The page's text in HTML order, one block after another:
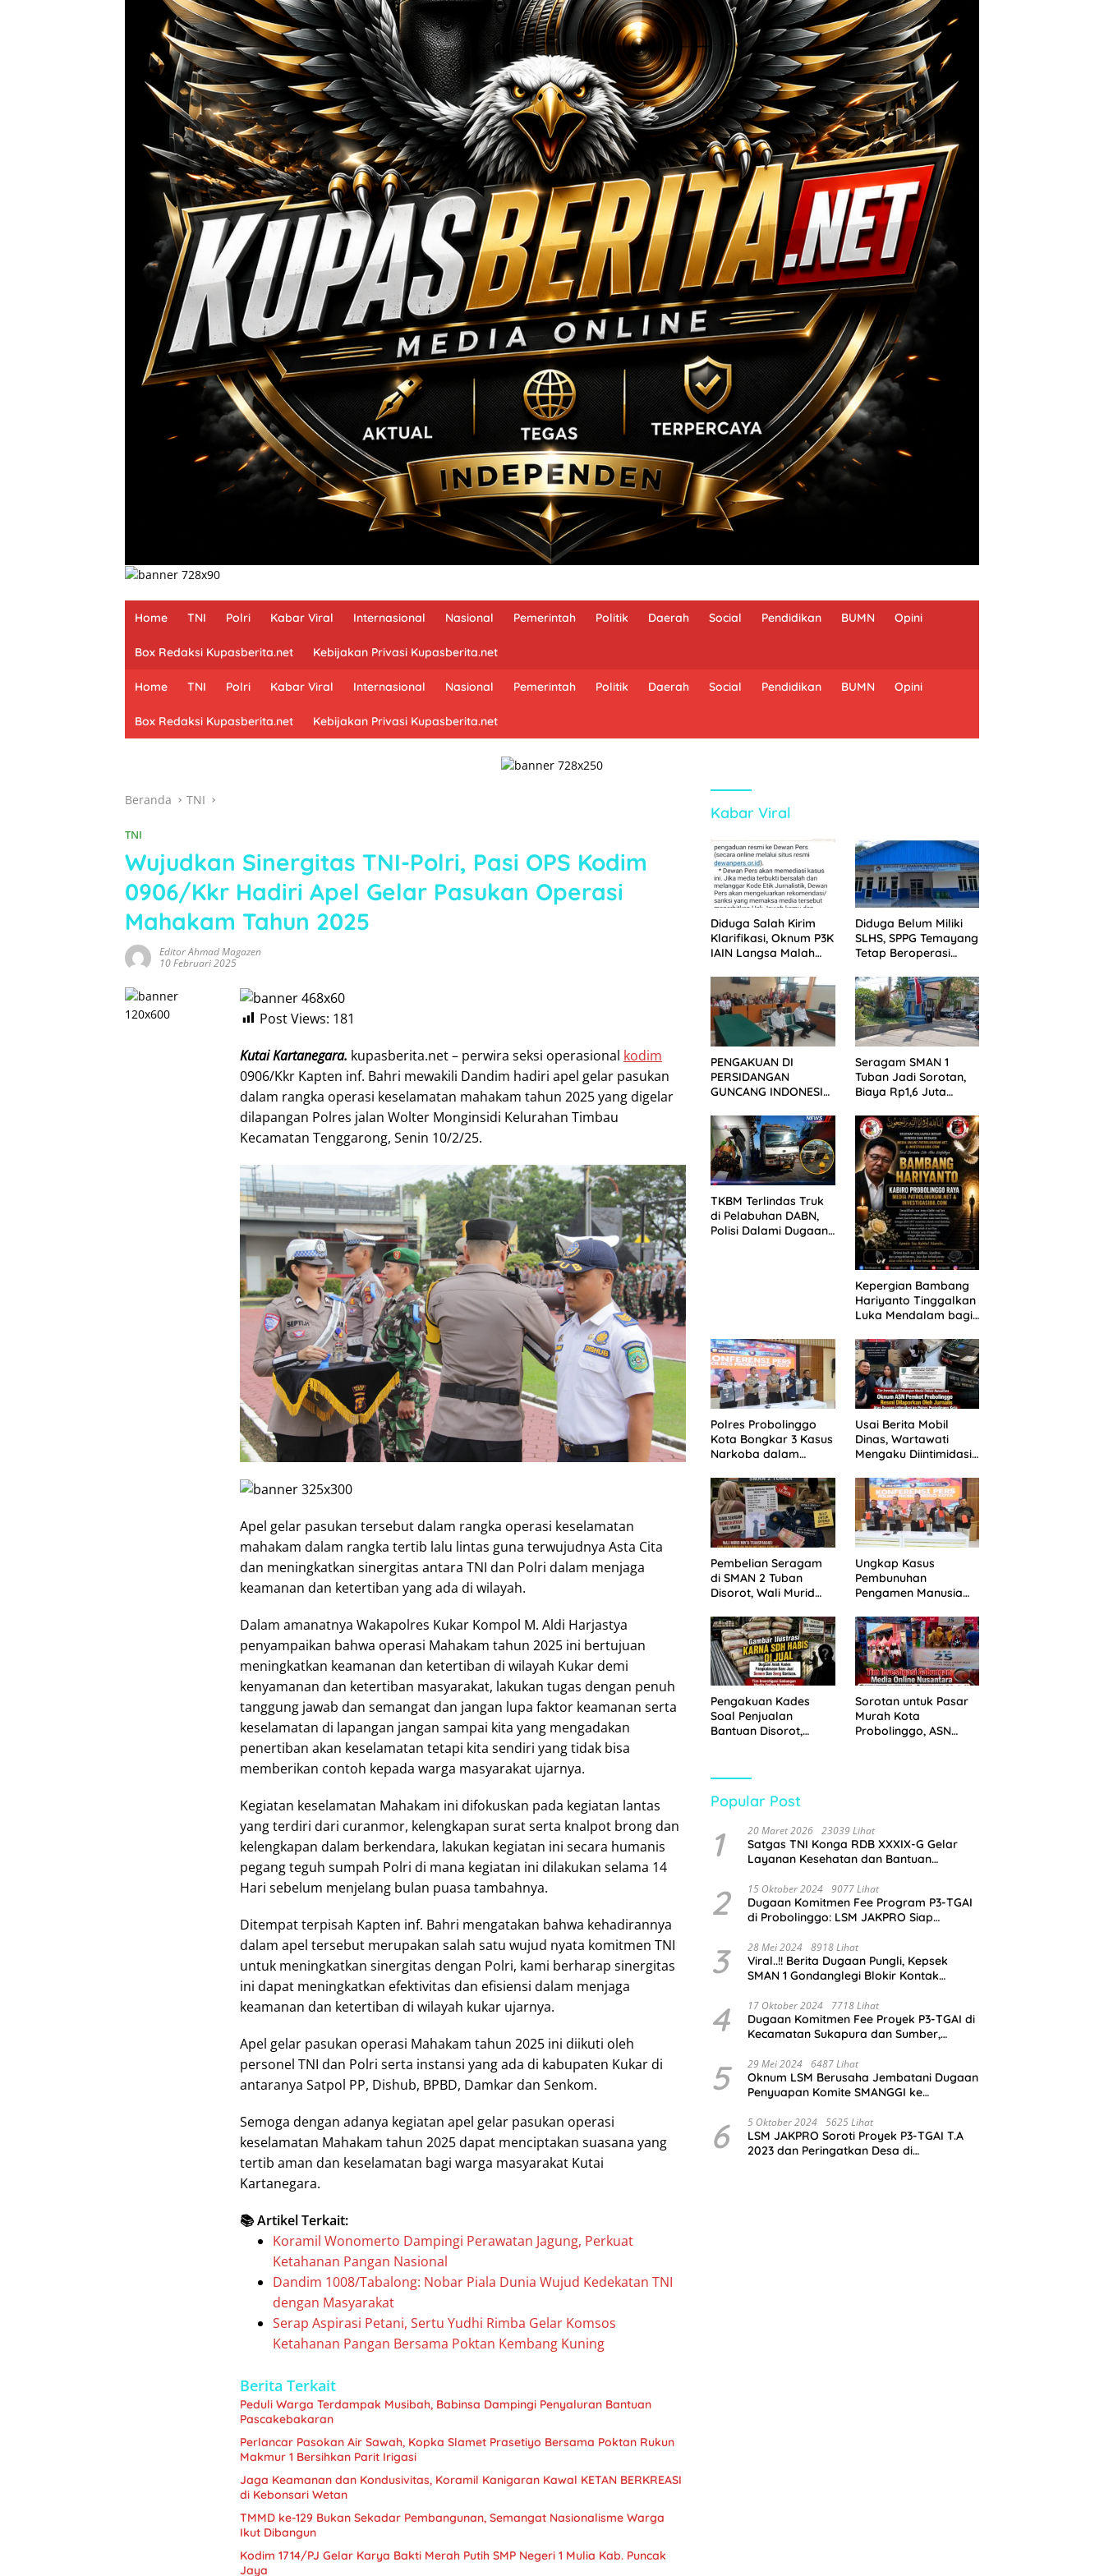
Home TNI Polri Kabar Viral Internasional Nasional Pemerintah Politik Daerah Social Pendidikan BUMN Opini
Box Redaksi Kupasberita.net Kebijakan Privasi Kupasberita.net
Home TNI Polri Kabar Viral Internasional Nasional Pemerintah Politik Daerah Social Pendidikan BUMN Opini
Box Redaksi Kupasberita.net Kebijakan Privasi Kupasberita.net
Beranda TNI
TNI
Wujudkan Sinergitas TNI-Polri, Pasi OPS Kodim
0906/Kkr Hadiri Apel Gelar Pasukan Operasi
Mahakam Tahun 2025
Editor Ahmad Magazen
10 Februari 2025
Post Views: 181
Kutai Kartanegara. kupasberita.net – perwira seksi operasional kodim
0906/Kkr Kapten inf. Bahri mewakili Dandim hadiri apel gelar pasukan
dalam rangka operasi keselamatan mahakam tahun 2025 yang digelar
dilapangan Polres jalan Wolter Monginsidi Kelurahan Timbau
Kecamatan Tenggarong, Senin 10/2/25.
Apel gelar pasukan tersebut dalam rangka operasi keselamatan
mahakam dalam rangka tertib lalu lintas guna terwujudnya Asta Cita
dan meningkatkan sinergitas antara TNI dan Polri dalam menjaga
keamanan dan ketertiban yang ada di wilayah.
Dalam amanatnya Wakapolres Kukar Kompol M. Aldi Harjastya
penyampaikan bahwa operasi Mahakam tahun 2025 ini bertujuan
meningkatkan keamanan dan ketertiban di wilayah Kukar demi
kenyamanan dan ketertiban masyarakat, lakukan tugas dengan penuh
tanggung jawab dan semangat dan jangan lupa faktor keamanan serta
keselamatan di lapangan jangan sampai kita yang mengadakan
penertiban akan keselamatan tetapi kita sendiri yang tidak bisa
memberikan contoh kepada warga masyarakat ujarnya.
Kegiatan keselamatan Mahakam ini difokuskan pada kegiatan lantas
yang terdiri dari curanmor, kelengkapan surat serta knalpot brong dan
kelengkapan dalam berkendara, lakukan kegiatan ini secara humanis
pegang teguh sumpah Polri di mana kegiatan ini dilakukan selama 14
Hari sebelum menjelang bulan puasa tambahnya.
Ditempat terpisah Kapten inf. Bahri mengatakan bahwa kehadirannya
dalam apel tersebut merupakan salah satu wujud nyata komitmen TNI
untuk meningkatkan sinergitas dengan Polri, kami berharap sinergitas
ini dapat meningkatkan efektivitas dan efisiensi dalam menjaga
keamanan dan ketertiban di wilayah kukar ujarnya.
Apel gelar pasukan operasi Mahakam tahun 2025 ini diikuti oleh
personel TNI dan Polri serta instansi yang ada di kabupaten Kukar di
antaranya Satpol PP, Dishub, BPBD, Damkar dan Senkom.
Semoga dengan adanya kegiatan apel gelar pasukan operasi
keselamatan Mahakam tahun 2025 dapat menciptakan suasana yang
tertib aman dan keselamatan bagi warga masyarakat Kutai
Kartanegara.
📚 Artikel Terkait:
Koramil Wonomerto Dampingi Perawatan Jagung, Perkuat
Ketahanan Pangan Nasional
Dandim 1008/Tabalong: Nobar Piala Dunia Wujud Kedekatan TNI
dengan Masyarakat
Serap Aspirasi Petani, Sertu Yudhi Rimba Gelar Komsos
Ketahanan Pangan Bersama Poktan Kembang Kuning
Berita Terkait
Peduli Warga Terdampak Musibah, Babinsa Dampingi Penyaluran Bantuan
Pascakebakaran
Perlancar Pasokan Air Sawah, Kopka Slamet Prasetiyo Bersama Poktan Rukun
Makmur 1 Bersihkan Parit Irigasi
Jaga Keamanan dan Kondusivitas, Koramil Kanigaran Kawal KETAN BERKREASI
di Kebonsari Wetan
TMMD ke-129 Bukan Sekadar Pembangunan, Semangat Nasionalisme Warga
Ikut Dibangun
Kodim 1714/PJ Gelar Karya Bakti Merah Putih SMP Negeri 1 Mulia Kab. Puncak
Jaya
Kabar Viral
Diduga Salah Kirim
Klarifikasi, Oknum P3K
IAIN Langsa Malah
Dewan Pers
Diduga Belum Miliki
SLHS, SPPG Temayang
Tetap Beroperasi
PENGAKUAN DI
PERSIDANGAN
GUNCANG INDONESIA!
DITUNDA, KELUARGA
KORBAN MENGAMUK
DI PN MALANG
Seragam SMAN 1
Tuban Jadi Sorotan,
Biaya Rp1,6 Juta
SPMB 2026
TKBM Terlindas Truk
di Pelabuhan DABN,
Polisi Dalami Dugaan
Kepergian Bambang
Hariyanto Tinggalkan
Luka Mendalam bagi
Patrolihukum.net
Polres Probolinggo
Kota Bongkar 3 Kasus
Narkoba dalam
Sabu Disita
Usai Berita Mobil
Dinas, Wartawati
Mengaku Diintimidasi
Pemkot Probolinggo
dan Tempuh Jalur
Hukum
Pembelian Seragam
di SMAN 2 Tuban
Disorot, Wali Murid
Rp1,6 Juta
Ungkap Kasus
Pembunuhan
Pengamen Manusia
Probolinggo Kota
Tangkap Dua Pelaku
Pengakuan Kades
Soal Penjualan
Bantuan Disorot,
Sorotan untuk Pasar
Murah Kota
Probolinggo, ASN
Popular Post
1 20 Maret 2026 23039 Lihat
Satgas TNI Konga RDB XXXIX-G Gelar
Layanan Kesehatan dan Bantuan
2 15 Oktober 2024 9077 Lihat
Dugaan Komitmen Fee Program P3-TGAI
di Probolinggo: LSM JAKPRO Siap
3 28 Mei 2024 8918 Lihat
Viral..!! Berita Dugaan Pungli, Kepsek
SMAN 1 Gondanglegi Blokir Kontak
4 17 Oktober 2024 7718 Lihat
Dugaan Komitmen Fee Proyek P3-TGAI di
Kecamatan Sukapura dan Sumber,
Sikap
5 29 Mei 2024 6487 Lihat
Oknum LSM Berusaha Jembatani Dugaan
Penyuapan Komite SMANGGI ke
Juta
6 5 Oktober 2024 5625 Lihat
LSM JAKPRO Soroti Proyek P3-TGAI T.A
2023 dan Peringatkan Desa di